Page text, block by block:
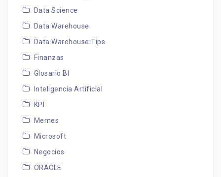
Data Science
Data Warehouse
Data Warehouse Tips
Finanzas
Glosario BI
Inteligencia Artificial
KPI
Memes
Microsoft
Negocios
ORACLE